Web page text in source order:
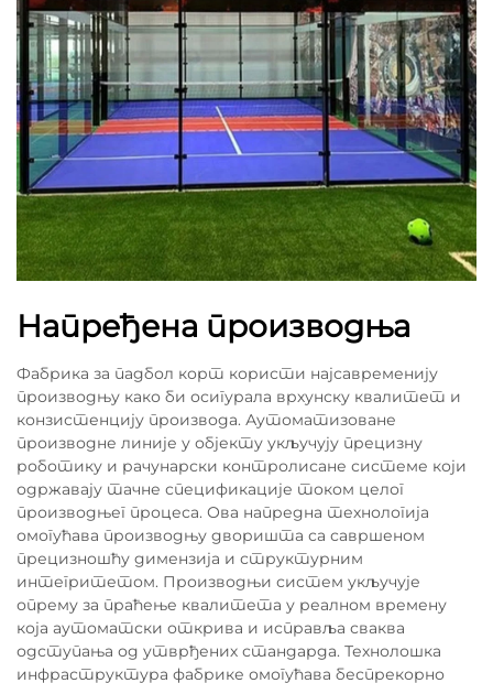
Напређена производња
Фабрика за падбол корт користи најсавременију
производњу како би осигурала врхунску квалитет и
конзистенцију производа. Аутоматизоване
производне линије у објекту укључују прецизну
роботику и рачунарски контролисане системе који
одржавају тачне спецификације током целог
производњег процеса. Ова напредна технологија
омогућава производњу дворишта са савршеном
прецизношћу димензија и структурним
интегритетом. Производњи систем укључује
опрему за праћење квалитета у реалном времену
која аутоматски открива и исправља сваква
одступања од утврђених стандарда. Технолошка
инфраструктура фабрике омогућава беспрекорно